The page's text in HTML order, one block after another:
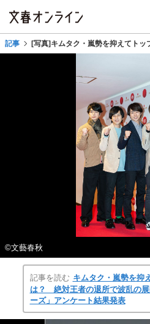
記事 [写真]キムタク・嵐勢を抑えてト
©文藝春秋
記事を読む キムタク・嵐勢を抑
は？ 絶対王者の退所で波乱の
ーズ」アンケート結果発表